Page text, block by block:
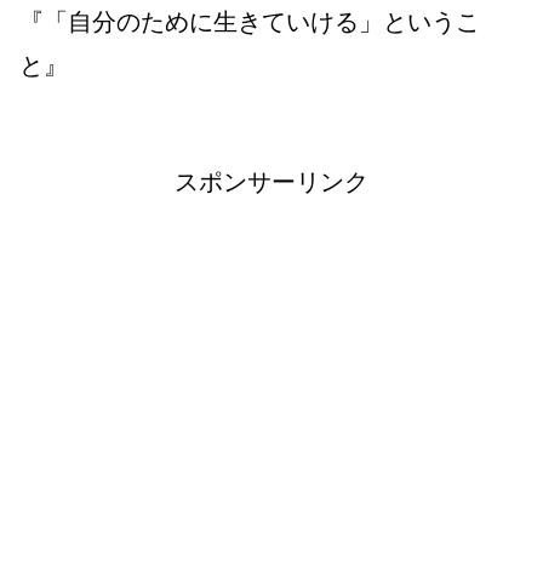
『「自分のために生きていける」というこ
と』
スポンサーリンク